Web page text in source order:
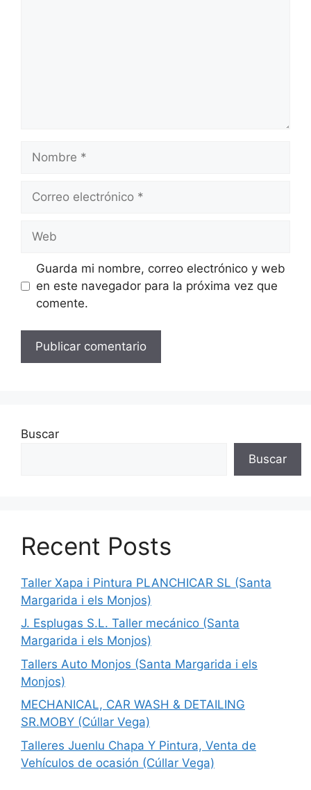
Nombre
Correo
Web
Guarda mi nombre, correo electrónico y web
en este navegador para la próxima vez que
comente.
Buscar
Buscar
Recent Posts
Taller Xapa i Pintura PLANCHICAR SL (Santa
Margarida i els Monjos)
J. Esplugas S.L. Taller mecánico (Santa
Margarida i els Monjos)
Tallers Auto Monjos (Santa Margarida i els
Monjos)
MECHANICAL, CAR WASH & DETAILING
SR.MOBY (Cúllar Vega)
Talleres Juenlu Chapa Y Pintura, Venta de
Vehículos de ocasión (Cúllar Vega)